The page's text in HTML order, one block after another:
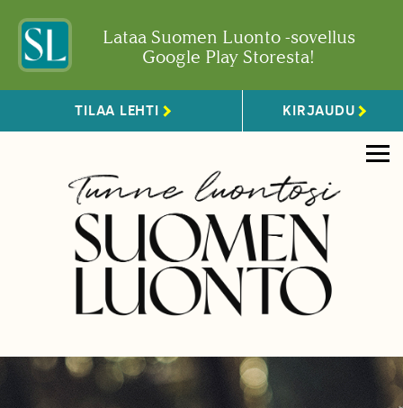
Lataa Suomen Luonto -sovellus
Google Play Storesta!
TILAA LEHTI KIRJAUDU